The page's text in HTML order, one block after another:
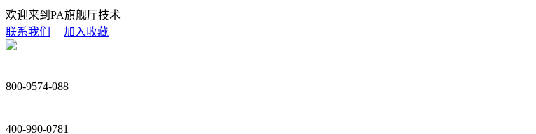
欢迎来到PA旗舰厅技术
联系我们
| 加入收藏
800-9574-088
400-990-0781